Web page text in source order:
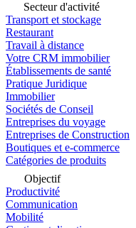
Secteur d'activité
Transport et stockage
Restaurant
Travail à distance
Votre CRM immobilier
Établissements de santé
Pratique Juridique
Immobilier
Sociétés de Conseil
Entreprises du voyage
Entreprises de Construction
Boutiques et e-commerce
Catégories de produits
Objectif
Productivité
Communication
Mobilité